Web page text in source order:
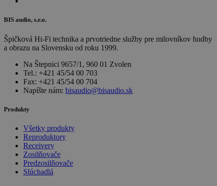
BIS audio, s.r.o.
Špičková Hi-Fi technika a prvotriedne služby pre milovníkov hudby
a obrazu na Slovensku od roku 1999.
Na Štepnici 9657/1, 960 01 Zvolen
Tel.: +421 45/54 00 703
Fax: +421 45/54 00 704
Napíšte nám: bisaudio@bisaudio.sk
Produkty
Všetky produkty
Reproduktory
Receivery
Zosilňovače
Predzosilňovače
Slúchadlá